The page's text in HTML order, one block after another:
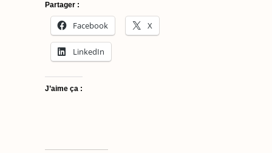
Partager :
Facebook X
LinkedIn
J’aime ça :